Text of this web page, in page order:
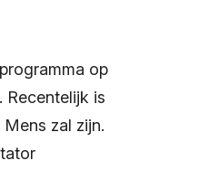
op
Recentelijk is
zal zijn.